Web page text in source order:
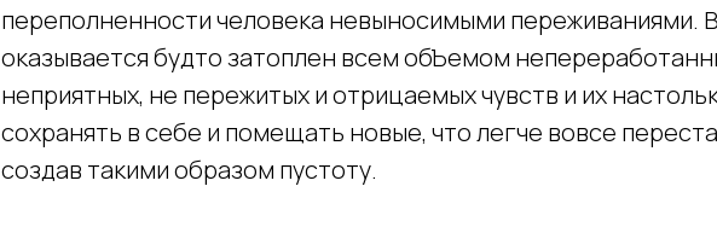
переполненности человека невыносимыми переживаниями.
оказывается будто затоплен всем обЪемом
неприятных, не пережитых и отрицаемых чувств и их
сохранять в себе и помещать новые, что легче вовсе
создав такими образом пустоту.